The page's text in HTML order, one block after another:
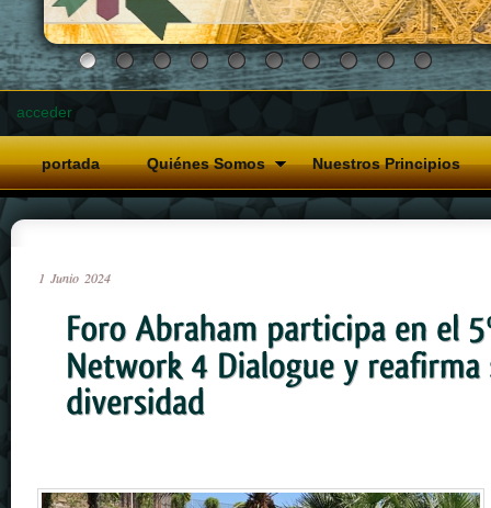
acceder
portada Quiénes Somos Nuestros Principios
1 Junio 2024